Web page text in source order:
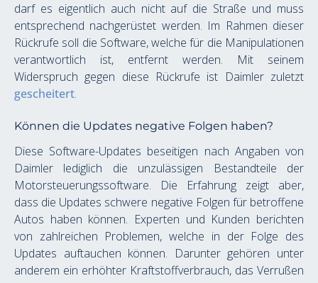
darf es eigentlich auch nicht auf die Straße und muss
entsprechend nachgerüstet werden. Im Rahmen dieser
Rückrufe soll die Software, welche für die Manipulationen
verantwortlich ist, entfernt werden. Mit seinem
gescheitert.
Können die Updates negative Folgen haben?
Diese Software-Updates beseitigen nach Angaben von
Daimler lediglich die unzulässigen Bestandteile der
Motorsteuerungssoftware. Die Erfahrung zeigt aber,
dass die Updates schwere negative Folgen für betroffene
Autos haben können. Experten und Kunden berichten
von zahlreichen Problemen, welche in der Folge des
Updates auftauchen können. Darunter gehören unter
anderem ein erhöhter Kraftstoffverbrauch, das Verrußen